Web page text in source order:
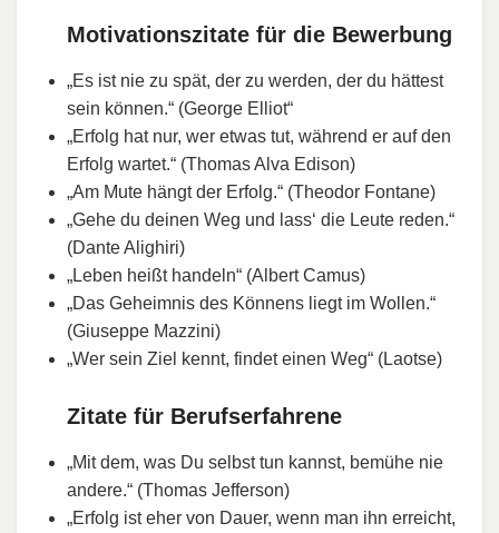
Motivationszitate für die Bewerbung
„Es ist nie zu spät, der zu werden, der du hättest
sein können.“ (George Elliot“
„Erfolg hat nur, wer etwas tut, während er auf den
Erfolg wartet.“ (Thomas Alva Edison)
„Am Mute hängt der Erfolg.“ (Theodor Fontane)
„Gehe du deinen Weg und lass‘ die Leute reden.“
(Dante Alighiri)
„Leben heißt handeln“ (Albert Camus)
„Das Geheimnis des Könnens liegt im Wollen.“
(Giuseppe Mazzini)
„Wer sein Ziel kennt, findet einen Weg“ (Laotse)
Zitate für Berufserfahrene
„Mit dem, was Du selbst tun kannst, bemühe nie
andere.“ (Thomas Jefferson)
„Erfolg ist eher von Dauer, wenn man ihn erreicht,